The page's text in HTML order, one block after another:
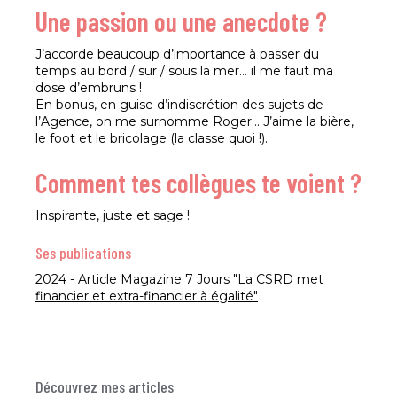
Une passion ou une anecdote ?
J’accorde beaucoup d’importance à passer du
temps au bord / sur / sous la mer… il me faut ma
dose d’embruns !
En bonus, en guise d’indiscrétion des sujets de
l’Agence, on me surnomme Roger… J’aime la bière,
le foot et le bricolage (la classe quoi !).
Comment tes collègues te voient ?
Inspirante, juste et sage !
Ses publications
2024 - Article Magazine 7 Jours "La CSRD met
financier et extra-financier à égalité"
Découvrez mes articles